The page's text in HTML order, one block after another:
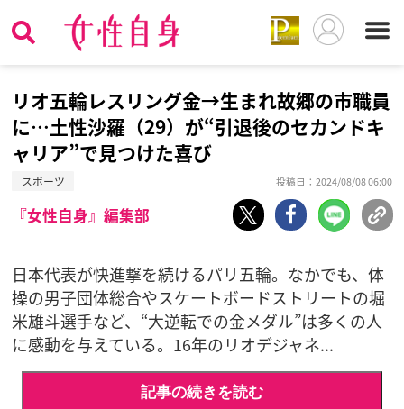
リオ五輪レスリング金→生まれ故郷の市職員
に…土性沙羅（29）が“引退後のセカンドキ
ャリア”で見つけた喜び
スポーツ 投稿日：2024/08/08 06:00
『女性自身』編集部
日本代表が快進撃を続けるパリ五輪。なかでも、体
操の男子団体総合やスケートボードストリートの堀
米雄斗選手など、“大逆転での金メダル”は多くの人
に感動を与えている。16年のリオデジャネ...
記事の続きを読む